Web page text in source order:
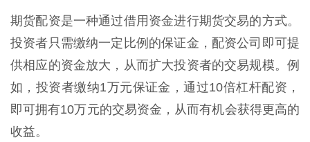
期货配资是一种通过借用资金进行期货交易的方式。
投资者只需缴纳一定比例的保证金，配资公司即可提
供相应的资金放大，从而扩大投资者的交易规模。例
如，投资者缴纳1万元保证金，通过10倍杠杆配资，
即可拥有10万元的交易资金，从而有机会获得更高的
收益。